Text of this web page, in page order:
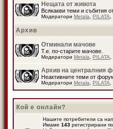
Нещата от живота
Всякакви теми и събития
Модератори Metala PILATA
Архив
Отминали мачове
Т.е. по-старите мачове.
Модератори Metala PILATA
Архив на централния
Неактивните теми от
Модератори Metala PILATA
Кой е онлайн?
Нашите потребители са
Имаме 143 регистрирани